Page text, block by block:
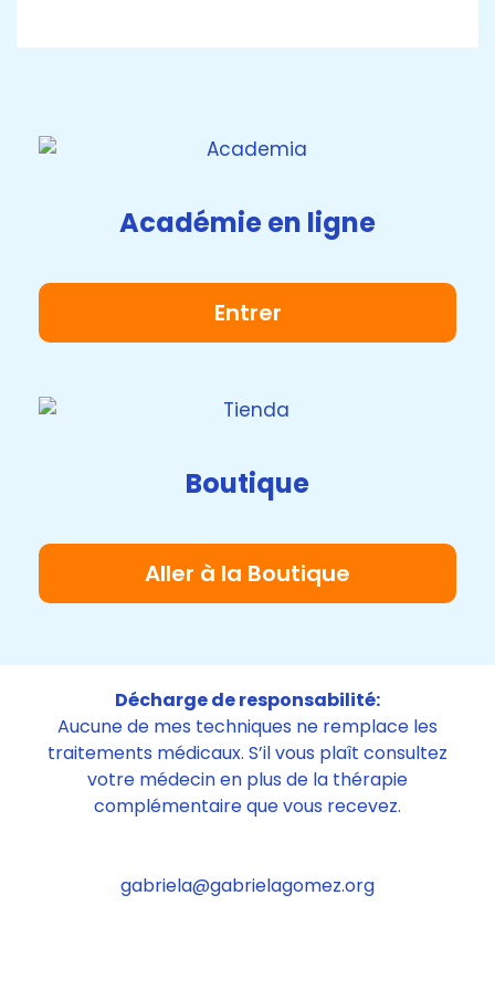
Académie en ligne
Entrer
Boutique
Aller à la Boutique
Décharge de responsabilité:
Aucune de mes techniques ne remplace les
traitements médicaux. S’il vous plaît consultez
votre médecin en plus de la thérapie
complémentaire que vous recevez.
gabriela@gabrielagomez.org